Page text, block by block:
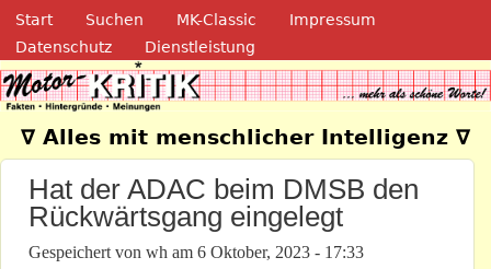
Direkt zum Inhalt
Navigation
Start Suchen MK-Classic
Impressum
Datenschutz
Dienstleistung
Motor-Kritik.de
∇ Alles mit menschlicher Intelligenz ∇
Hat der ADAC beim DMSB den
Rückwärtsgang eingelegt
Gespeichert von wh am 6 Oktober, 2023 - 17:33